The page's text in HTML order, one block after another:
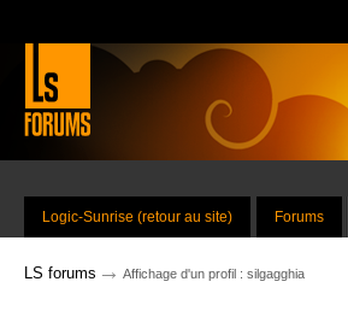
Logic-Sunrise (retour au site) Forums
LS forums → Affichage d'un profil : silgagghia